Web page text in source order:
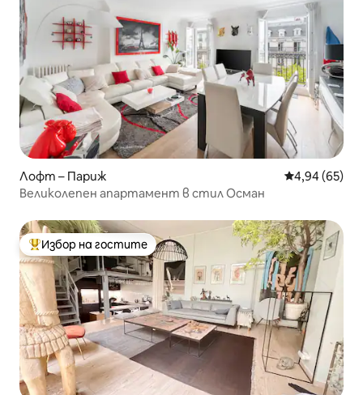
Лофт – Париж Средна
4,94 (65)
Великолепен апартамент в стил Осман
Най-популярен избор на гостите
Избор на гостите